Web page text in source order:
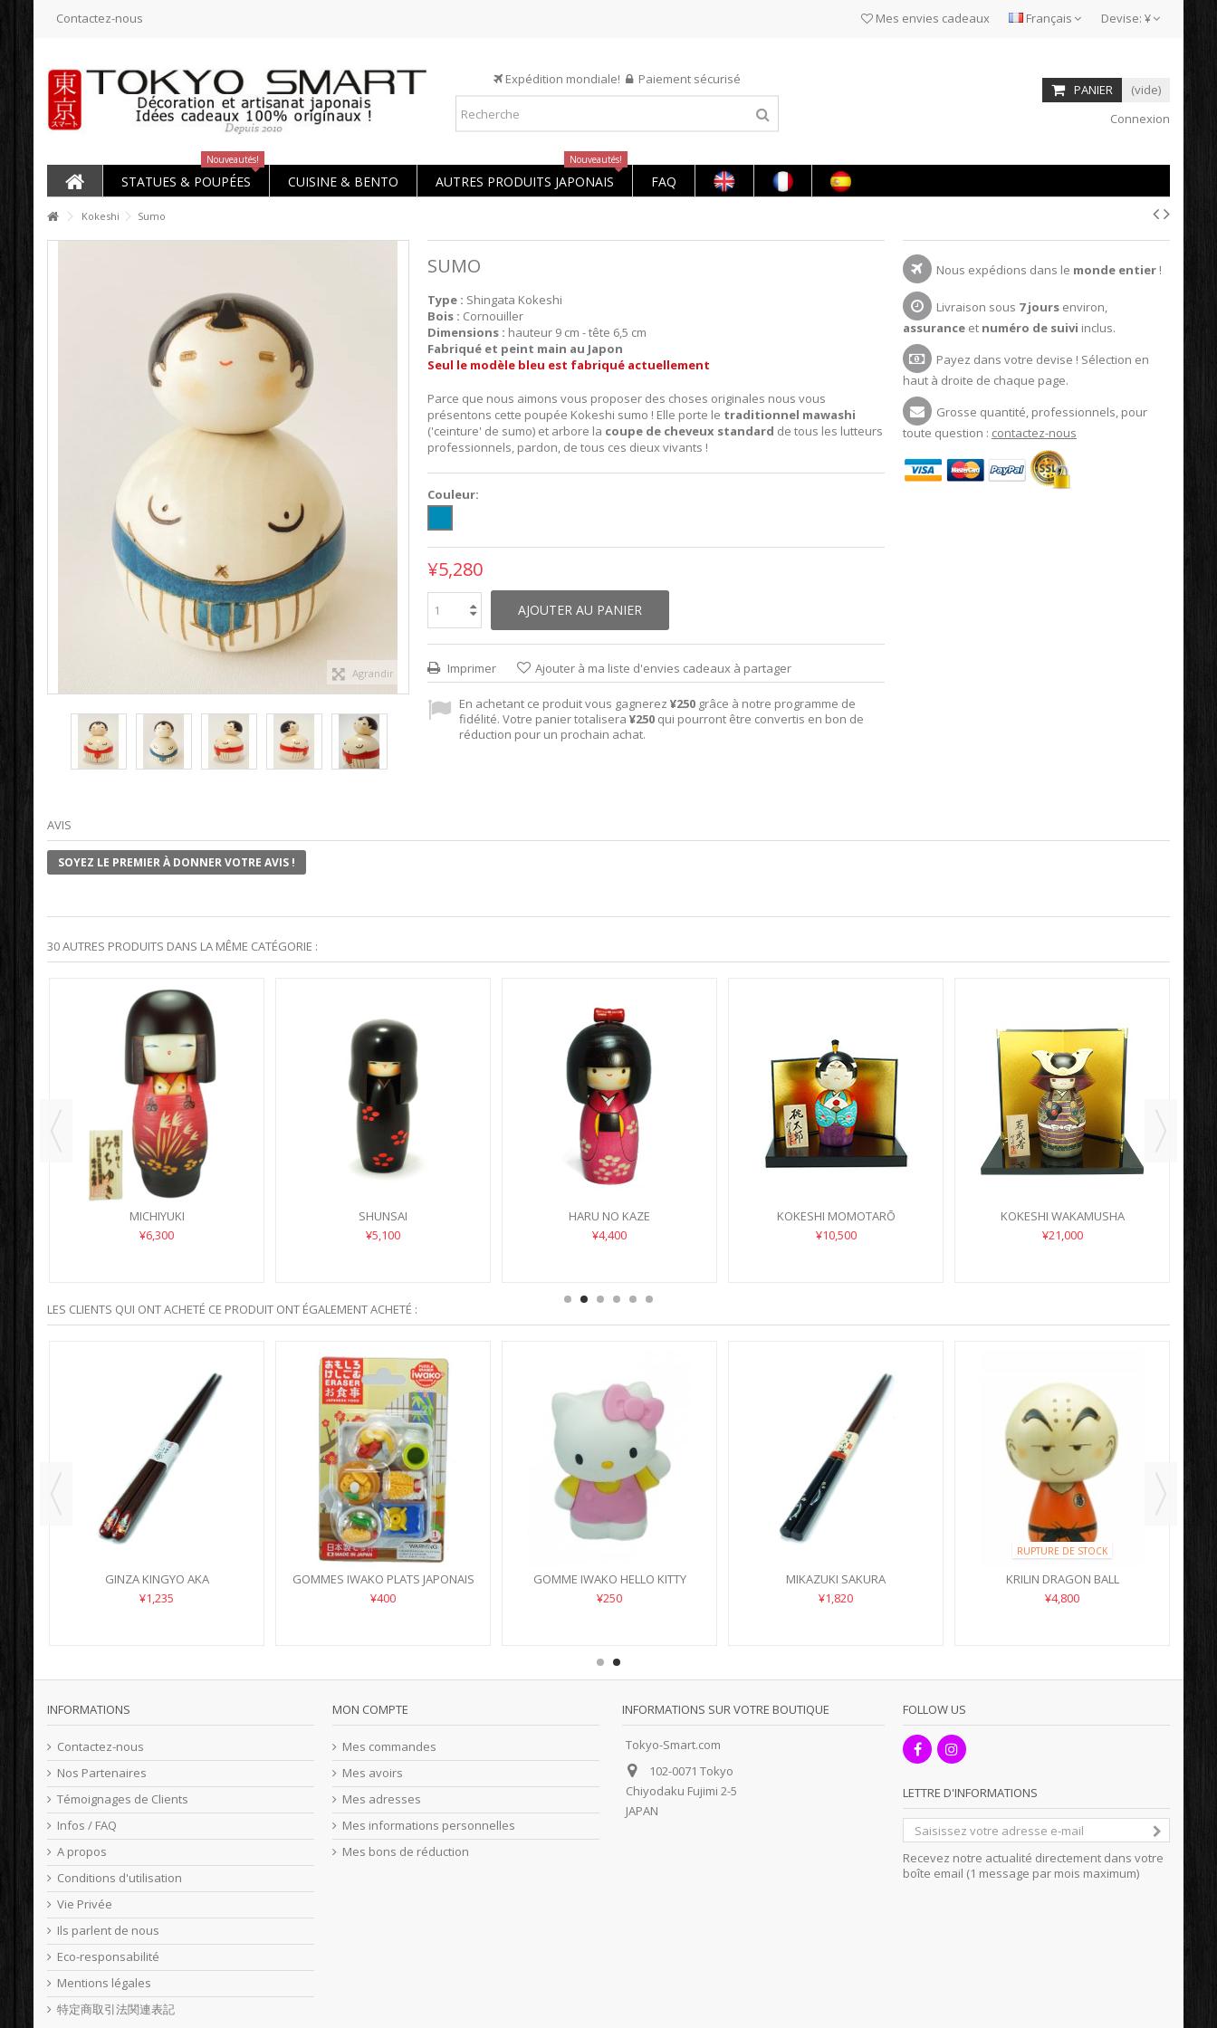
Devise: ¥
Français
Contactez-nous Mes envies cadeaux
Expédition mondiale! Paiement sécurisé
PANIER
(vide)
Connexion
STATUES & POUPÉES
Nouveautés!
CUISINE & BENTO AUTRES PRODUITS JAPONAIS
Nouveautés!
FAQ
Kokeshi Sumo
Agrandir
SUMO
Type : Shingata Kokeshi
Bois : Cornouiller
Dimensions : hauteur 9 cm - tête 6,5 cm
Fabriqué et peint main au Japon
Seul le modèle bleu est fabriqué actuellement
Parce que nous aimons vous proposer des choses originales nous vous
présentons cette poupée Kokeshi sumo ! Elle porte le traditionnel mawashi
('ceinture' de sumo) et arbore la coupe de cheveux standard de tous les lutteurs
professionnels, pardon, de tous ces dieux vivants !
Couleur:
¥5,280
AJOUTER AU PANIER
Imprimer Ajouter à ma liste d'envies cadeaux à partager
En achetant ce produit vous gagnerez ¥250grâce à notre programme de
fidélité. Votre panier totalisera ¥250qui pourront être convertis en bon de
réduction pour un prochain achat.
Nous expédions dans le monde entier!
Livraison sous 7 joursenviron,
assuranceet numéro de suivi inclus.
Payez dans votre devise ! Sélection en
haut à droite de chaque page.
Grosse quantité, professionnels, pour
toute question : contactez-nous
AVIS
SOYEZ LE PREMIER À DONNER VOTRE AVIS !
30 AUTRES PRODUITS DANS LA MÊME CATÉGORIE :
MICHIYUKI
¥6,300
SHUNSAI
¥5,100
HARU NO KAZE
¥4,400
KOKESHI MOMOTARŌ
¥10,500
KOKESHI WAKAMUSHA
¥21,000
LES CLIENTS QUI ONT ACHETÉ CE PRODUIT ONT ÉGALEMENT ACHETÉ :
GINZA KINGYO AKA
¥1,235
GOMMES IWAKO PLATS JAPONAIS
¥400
GOMME IWAKO HELLO KITTY
¥250
MIKAZUKI SAKURA
¥1,820
RUPTURE DE STOCK
KRILIN DRAGON BALL
¥4,800
INFORMATIONS
Contactez-nous
Nos Partenaires
Témoignages de Clients
Infos / FAQ
A propos
Conditions d'utilisation
Vie Privée
Ils parlent de nous
Eco-responsabilité
Mentions légales
特定商取引法関連表記
MON COMPTE
Mes commandes
Mes avoirs
Mes adresses
Mes informations personnelles
Mes bons de réduction
INFORMATIONS SUR VOTRE BOUTIQUE
Tokyo-Smart.com
102-0071 Tokyo
Chiyodaku Fujimi 2-5
JAPAN
FOLLOW US
LETTRE D'INFORMATIONS
Recevez notre actualité directement dans votre
boîte email (1 message par mois maximum)